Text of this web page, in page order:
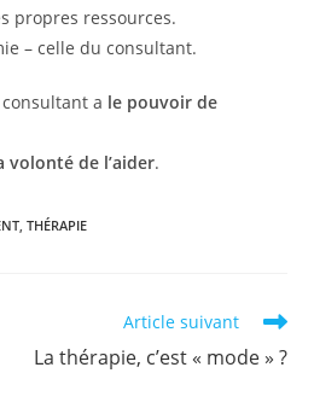
propres ressources.
– celle du consultant.
a le pouvoir de
volonté de l’aider.
, THÉRAPIE
Article suivant
La thérapie, c’est « mode » ?